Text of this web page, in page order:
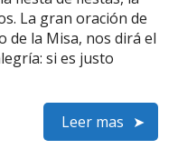
La gran oración de
de la Misa, nos dirá el
si es justo
Leer mas